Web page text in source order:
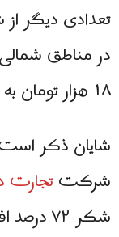
تعدادی دیگر
در مناطق
۱۸ هزار تومان به ازای هر کیلوگرم عرضه می‌ شود.
شایان ذکر است
شرکتتجارت
شکر ۷۲ درصد افزایش یافته است.